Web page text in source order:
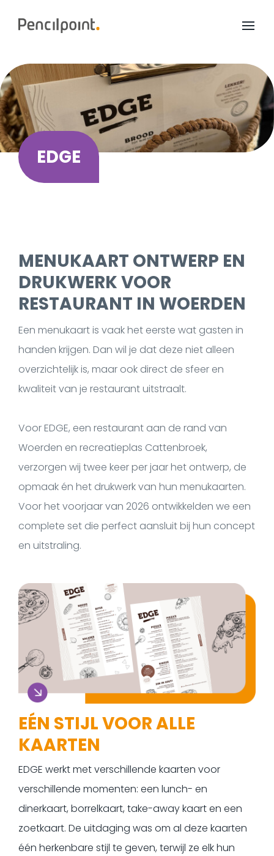
Home
Diensten
Portfolio
Over ons
EDGE
MENUKAART ONTWERP EN
DRUKWERK VOOR
RESTAURANT IN WOERDEN
Een menukaart is vaak het eerste wat gasten in
handen krijgen. Dan wil je dat deze niet alleen
overzichtelijk is, maar ook direct de sfeer en
kwaliteit van je restaurant uitstraalt.
Voor EDGE, een restaurant aan de rand van
Woerden en recreatieplas Cattenbroek,
verzorgen wij twee keer per jaar het ontwerp, de
opmaak én het drukwerk van hun menukaarten.
Voor het voorjaar van 2026 ontwikkelden we een
complete set die perfect aansluit bij hun concept
en uitstraling.
EÉN STIJL VOOR ALLE
KAARTEN
EDGE werkt met verschillende kaarten voor
verschillende momenten: een lunch- en
dinerkaart, borrelkaart, take-away kaart en een
zoetkaart. De uitdaging was om al deze kaarten
één herkenbare stijl te geven, terwijl ze elk hun